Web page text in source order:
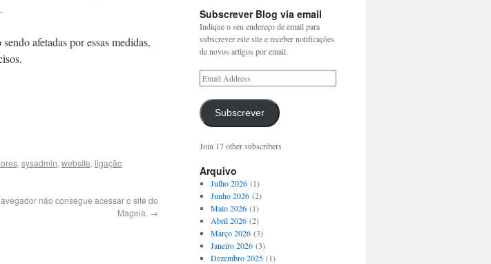
afetadas por essas medidas,
, sysadmin, website. ligação
não consegue acessar o site do
Mageia. →
Subscrever Blog via email
Indique o seu endereço de email para
subscrever este site e receber notificações
de novos artigos por email.
Subscrever
Join 17 other subscribers
Arquivo
Julho 2026(1)
Junho 2026(2)
Maio 2026(1)
Abril 2026(2)
Março 2026(3)
Janeiro 2026(3)
Dezembro 2025(1)